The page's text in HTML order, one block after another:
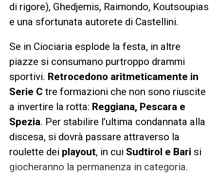
di rigore), Ghedjemis, Raimondo, Koutsoupias
e una sfortunata autorete di Castellini.
Se in Ciociaria esplode la festa, in altre
piazze si consumano purtroppo drammi
sportivi. Retrocedono aritmeticamente in
Serie C tre formazioni che non sono riuscite
a invertire la rotta: Reggiana, Pescara e
Spezia. Per stabilire l’ultima condannata alla
discesa, si dovrà passare attraverso la
roulette dei playout, in cui Sudtirol e Bari si
giocheranno la permanenza in categoria.